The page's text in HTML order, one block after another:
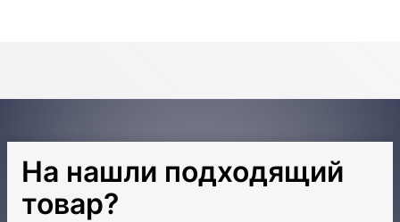
На нашли подходящий
товар?